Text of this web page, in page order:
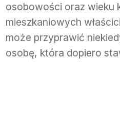
osobowości oraz wieku
mieszkaniowych
może przyprawić
osobę, która dopiero